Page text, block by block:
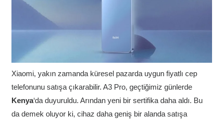
Xiaomi, yakın zamanda küresel pazarda uygun fiyatlı cep
telefonunu satışa çıkarabilir. A3 Pro, geçtiğimiz günlerde
Kenya‘da duyuruldu. Arından yeni bir sertifika daha aldı. Bu
da demek oluyor ki, cihaz daha geniş bir alanda satışa